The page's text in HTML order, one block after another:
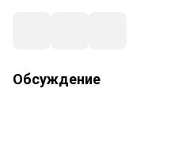
Обсуждение